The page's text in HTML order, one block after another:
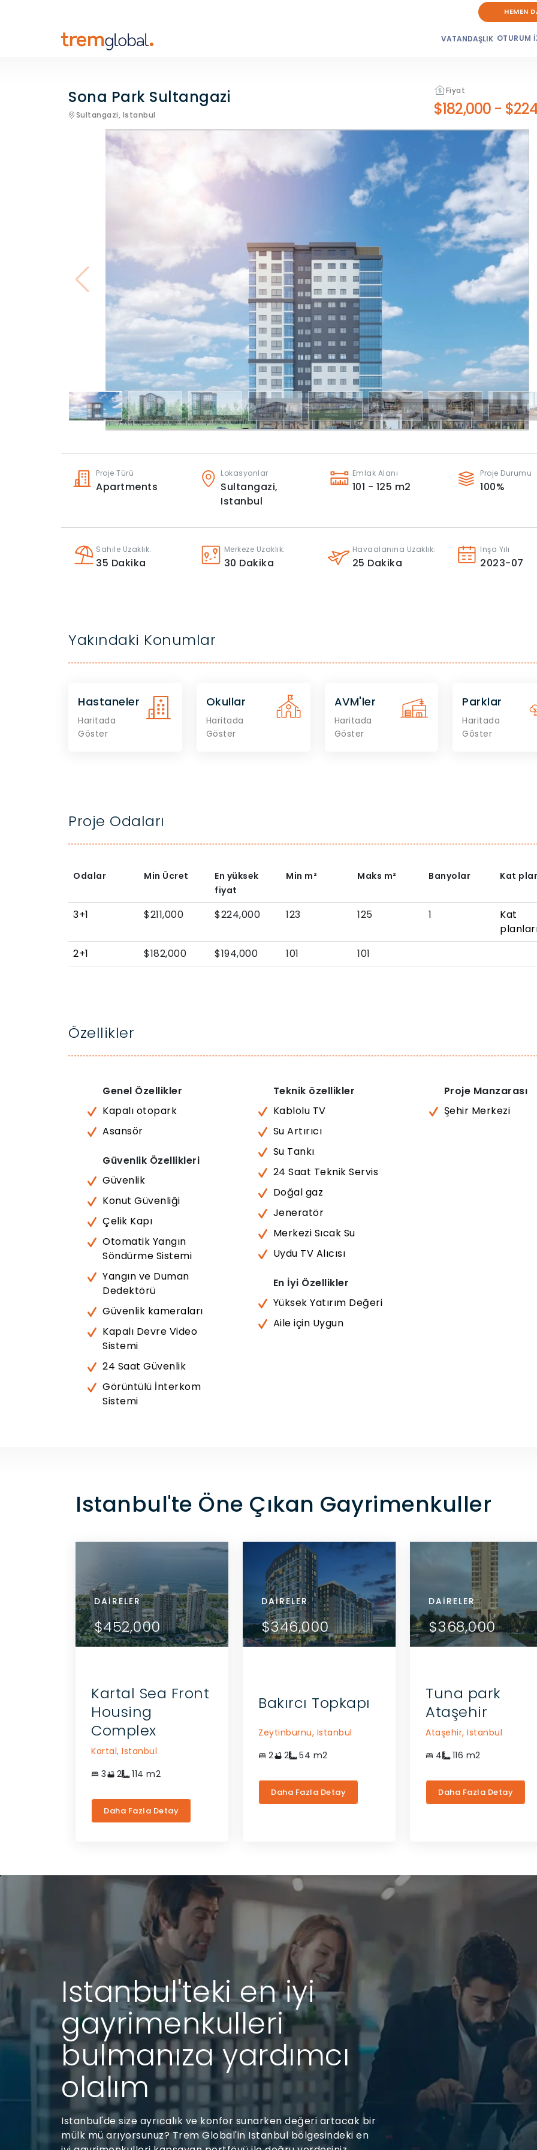
HEMEN
VATANDAŞLIK OTURUM
Sona Park Sultangazi
Sultangazi, Istanbul
Fiyat
$182,000 -
Proje Türü
Apartments
Lokasyonlar
Sultangazi,
Istanbul
Emlak Alanı
101 - 125 m2
Proje Durumu
100%
Sahile Uzaklık:
35 Dakika
Merkeze Uzaklık:
30 Dakika
Havaalanına Uzaklık:
25 Dakika
İnşa Yılı
2023-07
Yakındaki Konumlar
Hastaneler
Haritada
Göster
Okullar
Haritada
Göster
AVM'ler
Haritada
Göster
Parklar
Haritada
Göster
Proje Odaları
Odalar Min Ücret
En yüksek
fiyat
Min m² Maks m² Banyolar Kat
3+1 $211,000 $224,000 123 125 1
Kat
2+1
$182,000 $194,000 101 101
Özellikler
Genel Özellikler
Kapalı otopark
Asansör
Güvenlik Özellikleri
Güvenlik
Konut Güvenliği
Çelik Kapı
Otomatik Yangın
Söndürme Sistemi
Yangın ve Duman
Dedektörü
Güvenlik kameraları
Kapalı Devre Video
Sistemi
24 Saat Güvenlik
Görüntülü İnterkom
Sistemi
Teknik özellikler
Kablolu TV
Su Artırıcı
Su Tankı
24 Saat Teknik Servis
Doğal gaz
Jeneratör
Merkezi Sıcak Su
Uydu TV Alıcısı
En İyi Özellikler
Yüksek Yatırım Değeri
Aile için Uygun
Proje Manzarası
Şehir Merkezi
Istanbul'te Öne Çıkan Gayrimenkuller
DAIRELER
$452,000
DAIRELER
$452,000
DAIRELER
$452,000
Kartal Sea Front
Housing
Complex
Kartal, Istanbul
3
2 114 m2
Daha Fazla Detay
DETAYLARI GÖR
ACENTE ILE ILETIŞIME
GEÇIN
DAIRELER
$346,000
DAIRELER
$346,000
Bakırcı Topkapı
Zeytinburnu, Istanbul
2
2 54 m2
Daha Fazla Detay
DETAYLARI GÖR
ACENTE ILE ILETIŞIME
GEÇIN
DAIRELER
$368,000
Tuna park
Ataşehir
Ataşehir, Istanbul
4
116 m2
Daha Fazla Detay
DETAYLARI GÖR
ACENTE ILE ILETIŞIME
Istanbul'teki en iyi
gayrimenkulleri
bulmanıza yardımcı
olalım
Istanbul'de size ayrıcalık ve konfor sunarken değeri artacak bir
mülk mü arıyorsunuz? Trem Global'in Istanbul bölgesindeki en